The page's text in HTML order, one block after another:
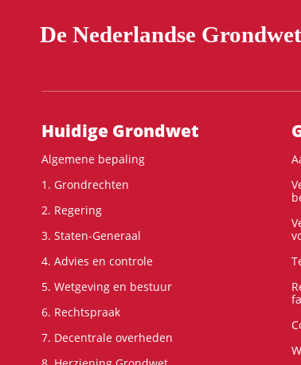
De Nederlandse Grondwet
Hoofdnavigatie
Huidige Grondwet
Algemene bepaling
1. Grondrechten
2. Regering
3. Staten-Generaal
4. Advies en controle
5. Wetgeving en bestuur
6. Rechtspraak
7. Decentrale overheden